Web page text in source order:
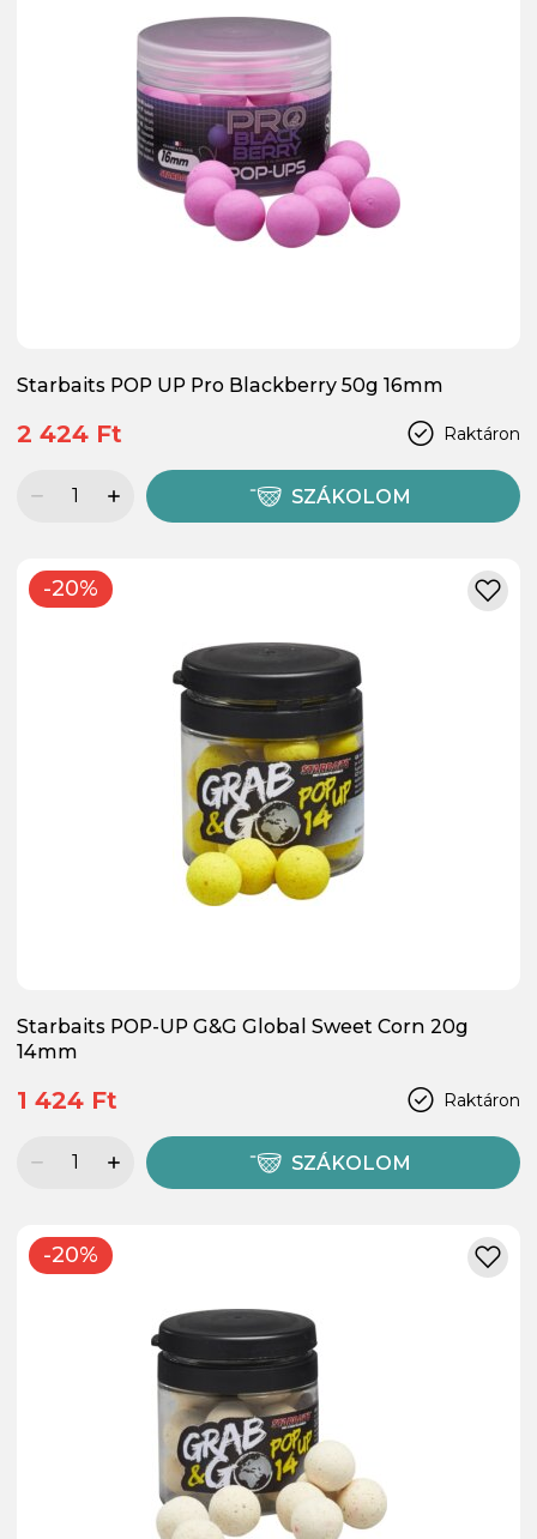
Starbaits POP UP Pro Blackberry 50g 16mm
Raktáron
2 424 Ft
SZÁKOLOM
-20%
Starbaits POP-UP G&G Global Sweet Corn 20g
14mm
Raktáron
1 424 Ft
SZÁKOLOM
-20%